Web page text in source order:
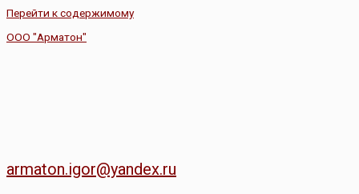
Перейти к содержимому
ООО "Арматон"
armaton.igor@yandex.ru